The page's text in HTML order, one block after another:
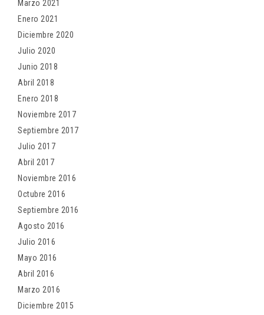
Marzo 2021
Enero 2021
Diciembre 2020
Julio 2020
Junio 2018
Abril 2018
Enero 2018
Noviembre 2017
Septiembre 2017
Julio 2017
Abril 2017
Noviembre 2016
Octubre 2016
Septiembre 2016
Agosto 2016
Julio 2016
Mayo 2016
Abril 2016
Marzo 2016
Diciembre 2015